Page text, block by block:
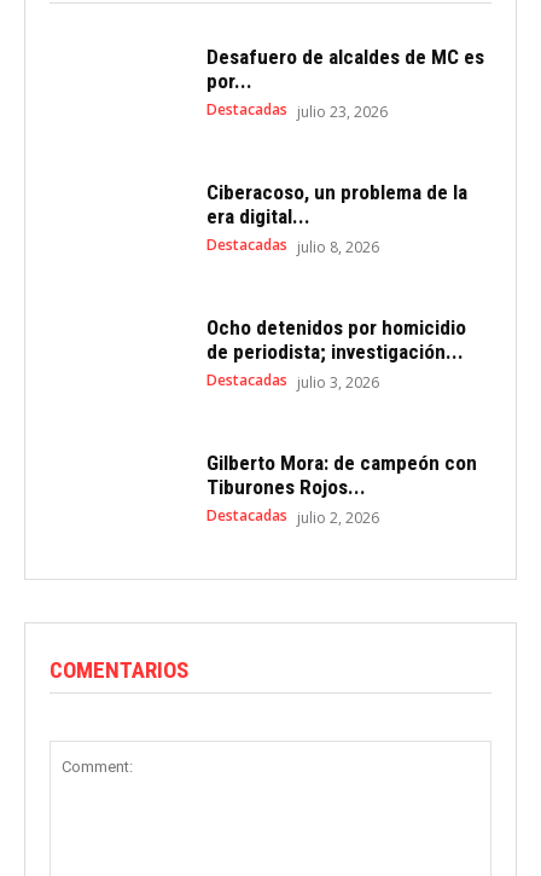
Desafuero de alcaldes de MC es
por...
Destacadas julio 23, 2026
Ciberacoso, un problema de la
era digital...
Destacadas julio 8, 2026
Ocho detenidos por homicidio
de periodista; investigación...
Destacadas julio 3, 2026
Gilberto Mora: de campeón con
Tiburones Rojos...
Destacadas julio 2, 2026
COMENTARIOS